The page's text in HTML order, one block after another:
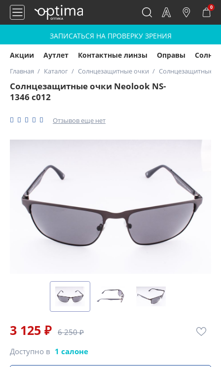
0
ЗАПИСАТЬСЯ НА ПРОВЕРКУ ЗРЕНИЯ
Акции Аутлет Контактные линзы Оправы
Главная Каталог Солнцезащитные очки Солнцезащитные
Солнцезащитные очки Neolook NS-
1346 c012
Отзывов еще нет
3 125 ₽ 6 250 ₽
Доступно в 1 салоне